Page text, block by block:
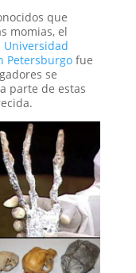
que
momias, el
Universidad
Petersburgofue
se
parte de estas